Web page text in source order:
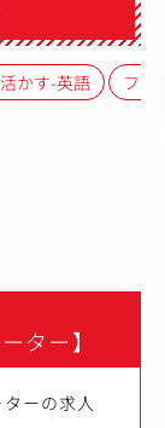
かす-英語 フレ
ター】
ーの求人